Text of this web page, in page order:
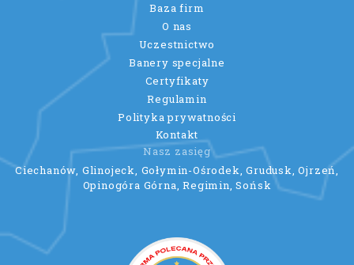
Baza firm
O nas
Uczestnictwo
Banery specjalne
Certyfikaty
Regulamin
Polityka prywatności
Kontakt
Nasz zasięg
Ciechanów, Glinojeck, Gołymin-Ośrodek, Grudusk, Ojrzeń,
Opinogóra Górna, Regimin, Sońsk